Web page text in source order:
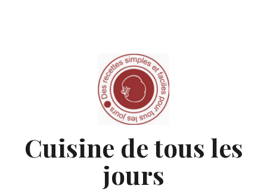
Cuisine de tous les
jours